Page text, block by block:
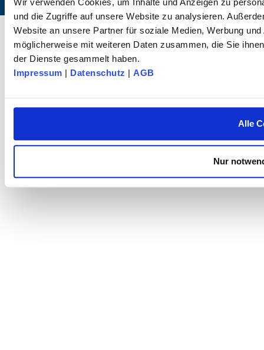
Wir verwenden Cookies, um Inhalte und Anzeigen zu
und die Zugriffe auf unsere Website zu analysieren.
Website an unsere Partner für soziale Medien, Werbung
möglicherweise mit weiteren Daten zusammen, die Sie
der Dienste gesammelt haben.
Impressum | Datenschutz | AGB
Alle
Nur
© 2025 dk FIXIERSYSTEME GmbH & Co KG – All rights reserved.